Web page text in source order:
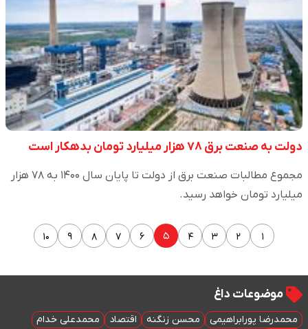
دولت به صنعت برق ۷۸ هزار میلیارد تومان بدهکار است
مجموع مطالبات صنعت برق از دولت تا پایان سال ۱۴۰۰ به ۷۸ هزار
میلیارد تومان خواهد رسید.
۱ ۲ ۳ ۴ ۵ ۶ ۷ ۸ ۹ ۱۰
موضوعات داغ
محمدرضا پورابراهیمی محسن زنگنه اقتصاد محمدعلی خدام